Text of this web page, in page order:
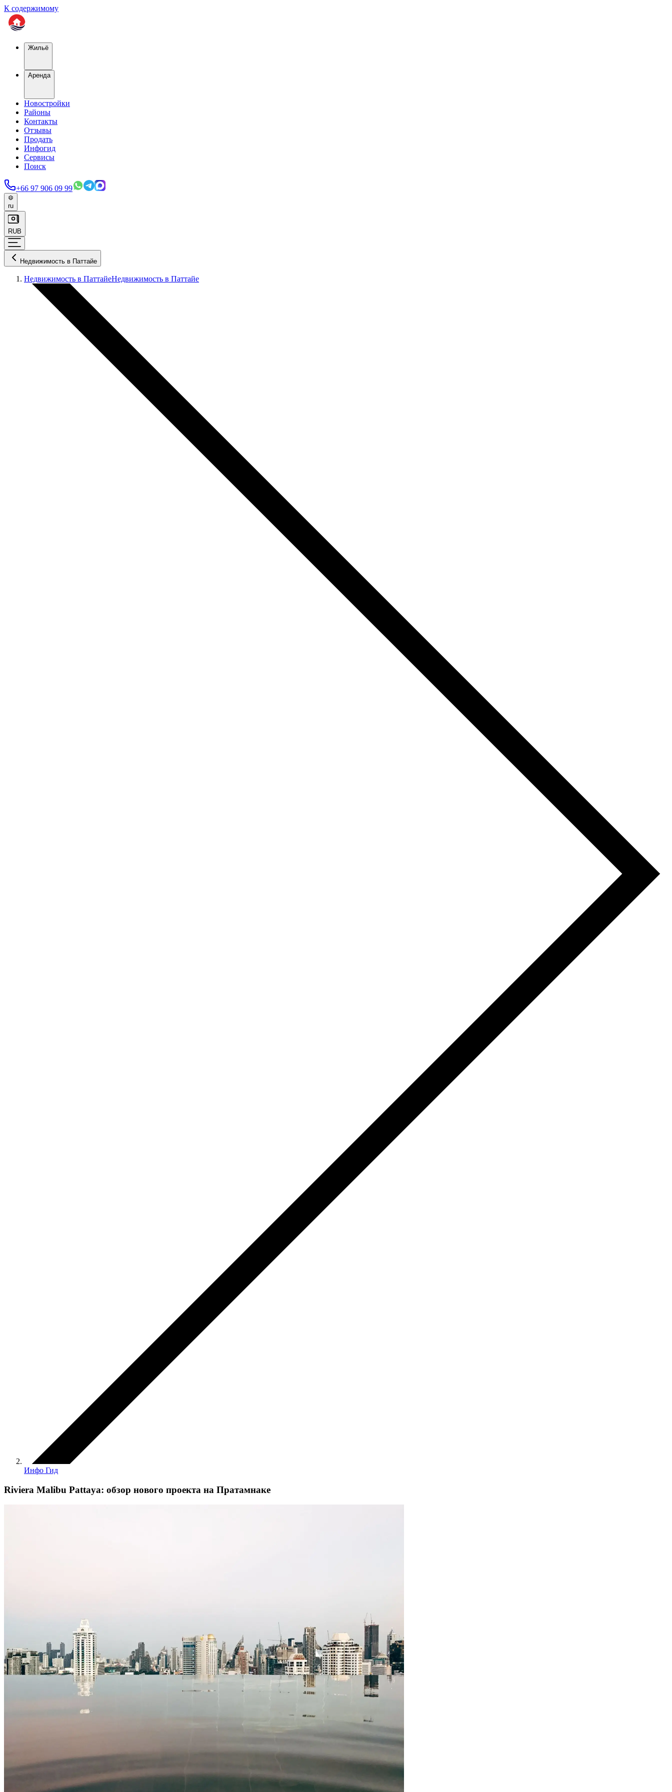
К содержимому
Жильё
Аренда
Новостройки
Районы
Контакты
Отзывы
Продать
Инфогид
Сервисы
Поиск
+66 97 906 09 99
ru
RUB
Недвижимость в Паттайе
Недвижимость в ПаттайеНедвижимость в Паттайе
Инфо Гид
Riviera Malibu Pattaya: обзор нового проекта на Пратамнаке